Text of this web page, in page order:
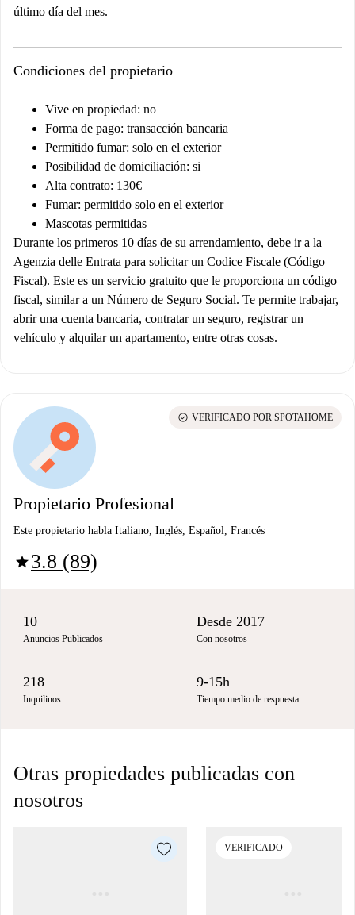
último día del mes.
Condiciones del propietario
Vive en propiedad: no
Forma de pago: transacción bancaria
Permitido fumar: solo en el exterior
Posibilidad de domiciliación: si
Alta contrato: 130€
Fumar: permitido solo en el exterior
Mascotas permitidas
Durante los primeros 10 días de su arrendamiento, debe ir a la
Agenzia delle Entrata para solicitar un Codice Fiscale (Código
Fiscal). Este es un servicio gratuito que le proporciona un código
fiscal, similar a un Número de Seguro Social. Te permite trabajar,
abrir una cuenta bancaria, contratar un seguro, registrar un
vehículo y alquilar un apartamento, entre otras cosas.
Propietario Profesional
Este propietario habla Italiano, Inglés, Español, Francés
star3.8 (89)
check_circle VERIFICADO POR SPOTAHOME
10
Anuncios Publicados
Desde 2017
Con nosotros
218
Inquilinos
9-15h
Tiempo medio de respuesta
Otras propiedades publicadas con
nosotros
VERIFICADO